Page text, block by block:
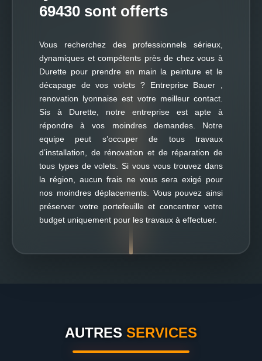
69430 sont offerts
Vous recherchez des professionnels sérieux,
dynamiques et compétents près de chez vous à
Durette pour prendre en main la peinture et le
décapage de vos volets ? Entreprise Bauer ,
renovation lyonnaise est votre meilleur contact.
Sis à Durette, notre entreprise est apte à
répondre à vos moindres demandes. Notre
equipe peut s’occuper de tous travaux
d’installation, de rénovation et de réparation de
tous types de volets. Si vous vous trouvez dans
la région, aucun frais ne vous sera exigé pour
nos moindres déplacements. Vous pouvez ainsi
préserver votre portefeuille et concentrer votre
budget uniquement pour les travaux à effectuer.
AUTRES SERVICES